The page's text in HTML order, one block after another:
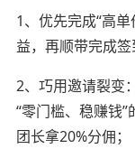
1、优先完成“高
益，再顺带完成签
2、巧用邀请裂变
“零门槛、稳赚钱
团长拿20%分佣；